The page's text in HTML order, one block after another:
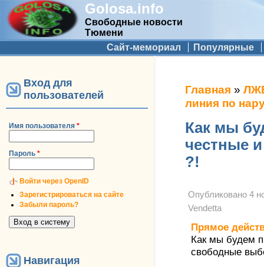
Golosa.info
Свободные новости
Тюмени
Дополнительное меню
Сайт-мемориал Популярные
Вход для
пользователей
Имя пользователя *
Пароль *
Войти через OpenID
Зарегистрироваться на сайте
Забыли пароль?
Навигация
Вы здесь
Главная »
линия по
Как мы
честные
?!
Опубликовано 4
Vendetta
Прямое
Как мы будем
свободные